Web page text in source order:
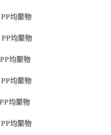
均聚物
均聚物
均聚物
均聚物
均聚物
均聚物